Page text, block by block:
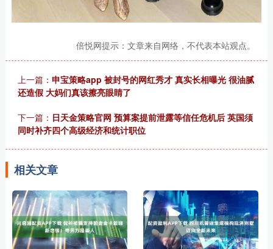
倍悦网提示：文章来自网络，不代表本站观点。
上一篇： 申宝策略app 被封号的网红秀才 真实长相曝光 很油腻
还造假 大妈们真该擦亮眼睛了
下一篇： 日天金策略官网 预算案提前泄露等信任危机后 英国须
同时补齐四个高级经济和统计职位
相关文章